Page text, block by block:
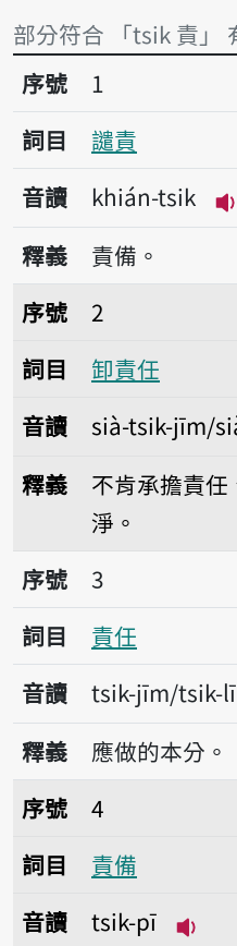
部分符合 「tsik 責」
序號1譴責
序號
1
詞目
譴責
音讀
khián-tsik
釋義
責備。
序號2卸責任
序號
2
詞目
卸責任
音讀
sià-tsik-jīm/
釋義
不肯承擔責
淨。
序號3責任
序號
3
詞目
責任
音讀
tsik-jīm/tsik-
釋義
應做的本分。
序號4責備
序號
4
詞目
責備
音讀
tsik-pī